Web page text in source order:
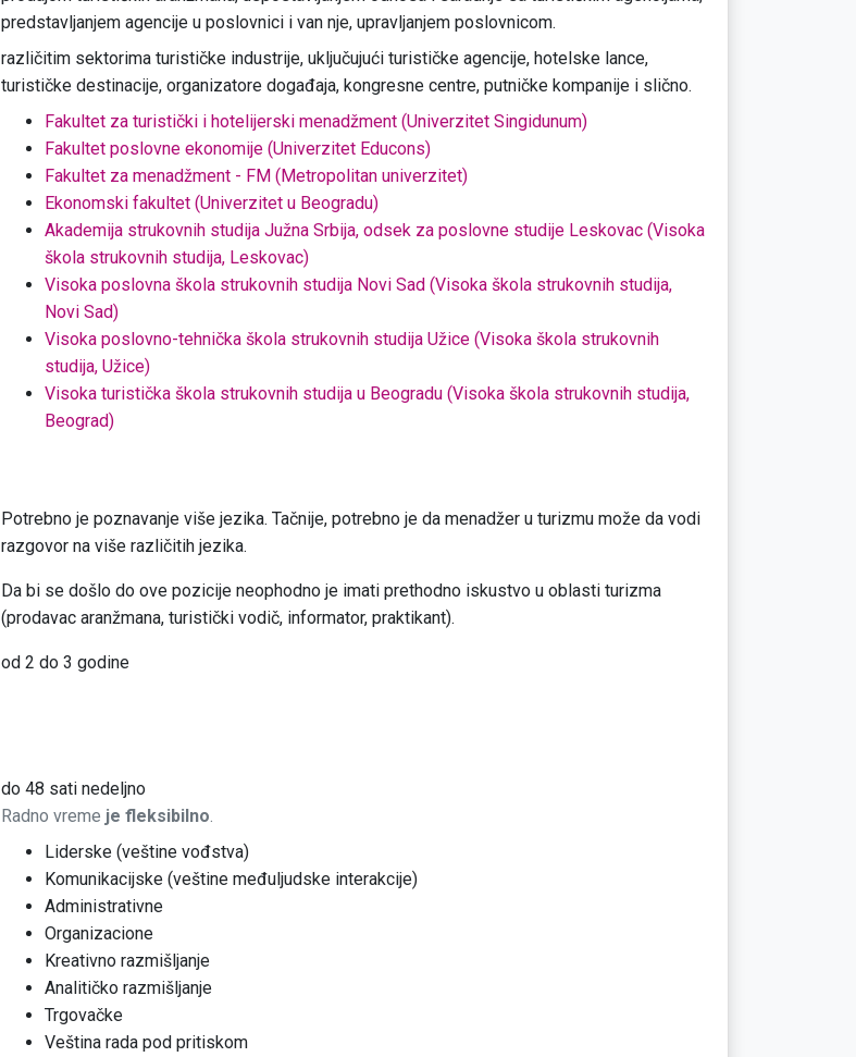
predstavljanjem agencije u poslovnici i van nje, upravljanjem poslovnicom.
različitim sektorima turističke industrije, uključujući turističke agencije, hotelske lance,
turističke destinacije, organizatore događaja, kongresne centre, putničke kompanije i slično.
Fakultet za turistički i hotelijerski menadžment (Univerzitet Singidunum)
Fakultet poslovne ekonomije (Univerzitet Educons)
Fakultet za menadžment - FM (Metropolitan univerzitet)
Ekonomski fakultet (Univerzitet u Beogradu)
Akademija strukovnih studija Južna Srbija, odsek za poslovne studije Leskovac (Visoka
škola strukovnih studija, Leskovac)
Visoka poslovna škola strukovnih studija Novi Sad (Visoka škola strukovnih studija,
Novi Sad)
Visoka poslovno-tehnička škola strukovnih studija Užice (Visoka škola strukovnih
studija, Užice)
Visoka turistička škola strukovnih studija u Beogradu (Visoka škola strukovnih studija,
Beograd)
Potrebno je poznavanje više jezika. Tačnije, potrebno je da menadžer u turizmu može da vodi
razgovor na više različitih jezika.
Da bi se došlo do ove pozicije neophodno je imati prethodno iskustvo u oblasti turizma
(prodavac aranžmana, turistički vodič, informator, praktikant).
od 2 do 3 godine
do 48 sati nedeljno
Radno vreme je fleksibilno
Liderske (veštine vođstva)
Komunikacijske (veštine međuljudske interakcije)
Administrativne
Organizacione
Kreativno razmišljanje
Analitičko razmišljanje
Trgovačke
Veština rada pod pritiskom